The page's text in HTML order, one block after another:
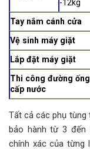
-12kg
Tay nắm cánh cửa
Vệ sinh máy giặt
Lắp đặt máy giặt
Thi công đường ống
cấp nước
Tất cả các phụ tùng
bảo hành từ 3 đến
chính xác của từng